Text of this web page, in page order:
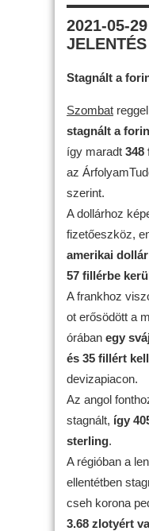
2021-05-
JELENTÉS
Stagnált a
Szombat
stagnált a
így maradt 348
az
szerint.
A dollárhoz
fizetőeszköz,
amerikai
57 fillérbe
A frankhoz
ot erősödött a
órában egy
és 35 fillért
devizapiacon.
Az angol
stagnált, így
sterling.
A régióban a
ellentétben
cseh korona
3.68 zlotyért